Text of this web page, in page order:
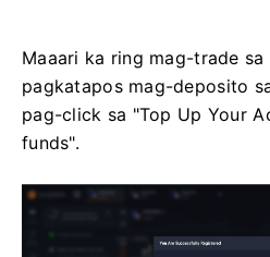
Maaari ka ring mag-trade
pagkatapos mag-deposito
pag-click sa "Top Up Your
funds".